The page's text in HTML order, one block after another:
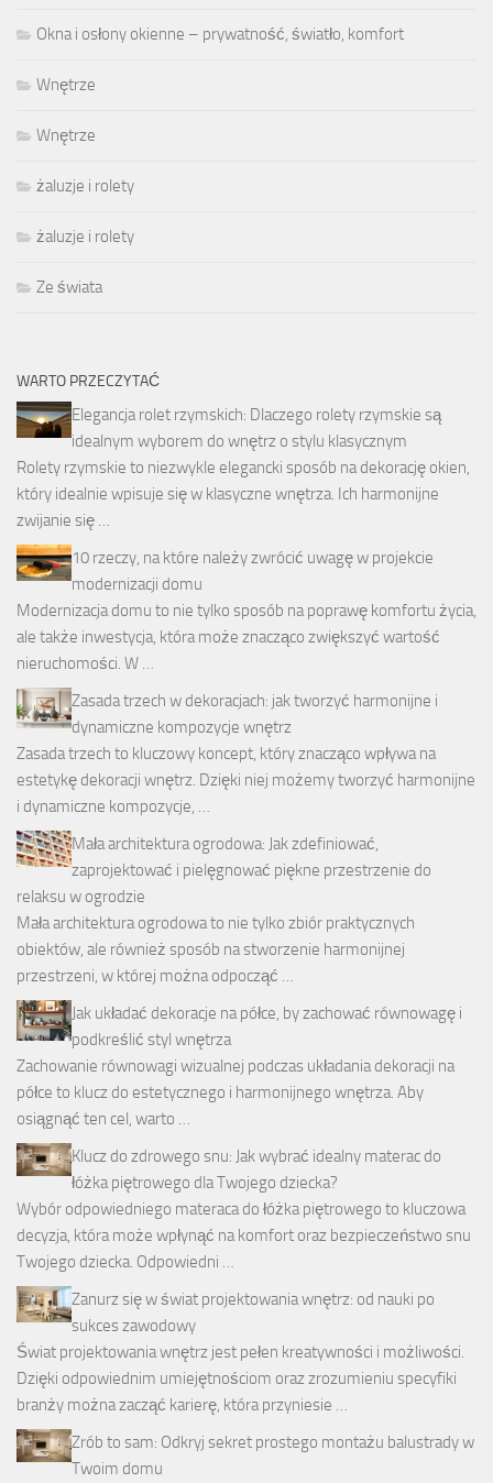
Okna i osłony okienne – prywatność, światło, komfort
Wnętrze
Wnętrze
żaluzje i rolety
żaluzje i rolety
Ze świata
WARTO PRZECZYTAĆ
Elegancja rolet rzymskich: Dlaczego rolety rzymskie są
idealnym wyborem do wnętrz o stylu klasycznym
Rolety rzymskie to niezwykle elegancki sposób na dekorację okien,
który idealnie wpisuje się w klasyczne wnętrza. Ich harmonijne
zwijanie się …
10 rzeczy, na które należy zwrócić uwagę w projekcie
modernizacji domu
Modernizacja domu to nie tylko sposób na poprawę komfortu życia,
ale także inwestycja, która może znacząco zwiększyć wartość
nieruchomości. W …
Zasada trzech w dekoracjach: jak tworzyć harmonijne i
dynamiczne kompozycje wnętrz
Zasada trzech to kluczowy koncept, który znacząco wpływa na
estetykę dekoracji wnętrz. Dzięki niej możemy tworzyć harmonijne
i dynamiczne kompozycje, …
Mała architektura ogrodowa: Jak zdefiniować,
zaprojektować i pielęgnować piękne przestrzenie do
relaksu w ogrodzie
Mała architektura ogrodowa to nie tylko zbiór praktycznych
obiektów, ale również sposób na stworzenie harmonijnej
przestrzeni, w której można odpocząć …
Jak układać dekoracje na półce, by zachować równowagę i
podkreślić styl wnętrza
Zachowanie równowagi wizualnej podczas układania dekoracji na
półce to klucz do estetycznego i harmonijnego wnętrza. Aby
osiągnąć ten cel, warto …
Klucz do zdrowego snu: Jak wybrać idealny materac do
łóżka piętrowego dla Twojego dziecka?
Wybór odpowiedniego materaca do łóżka piętrowego to kluczowa
decyzja, która może wpłynąć na komfort oraz bezpieczeństwo snu
Twojego dziecka. Odpowiedni …
Zanurz się w świat projektowania wnętrz: od nauki po
sukces zawodowy
Świat projektowania wnętrz jest pełen kreatywności i możliwości.
Dzięki odpowiednim umiejętnościom oraz zrozumieniu specyfiki
branży można zacząć karierę, która przyniesie …
Zrób to sam: Odkryj sekret prostego montażu balustrady w
Twoim domu